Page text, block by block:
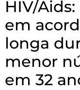
HIV/
em
longa
menor
em 32